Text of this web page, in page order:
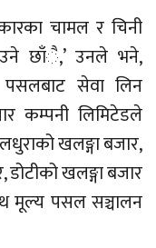
चामल र चिनी
छाँै,’ उनले भने,
पसलबाट सेवा लिन
कम्पनी लिमिटेडले
खलङ्गा बजार,
डोटीको खलङ्गा बजार
मूल्य पसल सञ्चालन